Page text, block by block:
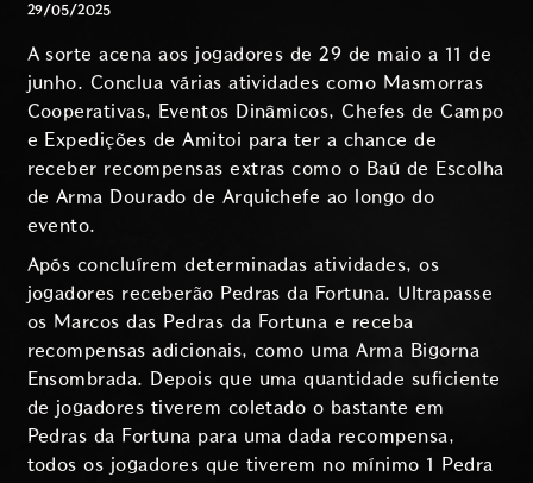
29/05/2025
A sorte acena aos jogadores de 29 de maio a 11 de
junho. Conclua várias atividades como Masmorras
Cooperativas, Eventos Dinâmicos, Chefes de Campo
e Expedições de Amitoi para ter a chance de
receber recompensas extras como o Baú de Escolha
de Arma Dourado de Arquichefe ao longo do
evento.
Após concluírem determinadas atividades, os
jogadores receberão Pedras da Fortuna. Ultrapasse
os Marcos das Pedras da Fortuna e receba
recompensas adicionais, como uma Arma Bigorna
Ensombrada. Depois que uma quantidade suficiente
de jogadores tiverem coletado o bastante em
Pedras da Fortuna para uma dada recompensa,
todos os jogadores que tiverem no mínimo 1 Pedra